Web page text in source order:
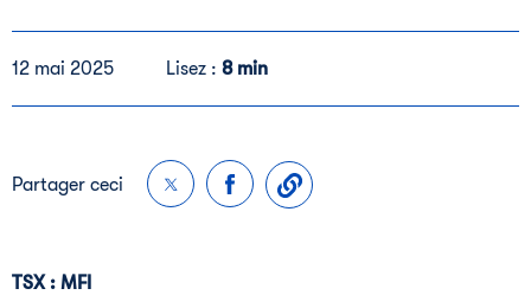
12 mai 2025 Lisez : 8 min
Partager ceci
TSX : MFI